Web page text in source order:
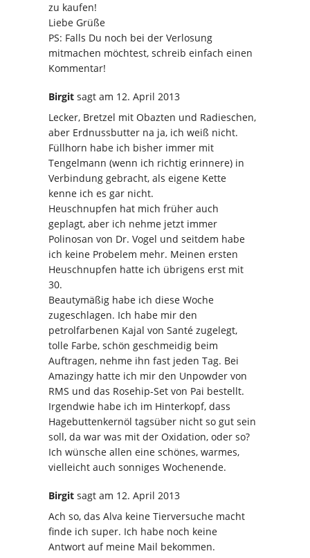
zu kaufen!
Liebe Grüße
PS: Falls Du noch bei der Verlosung
mitmachen möchtest, schreib einfach einen
Kommentar!
Birgit sagt am 12. April 2013
Lecker, Bretzel mit Obazten und Radieschen,
aber Erdnussbutter na ja, ich weiß nicht.
Füllhorn habe ich bisher immer mit
Tengelmann (wenn ich richtig erinnere) in
Verbindung gebracht, als eigene Kette
kenne ich es gar nicht.
Heuschnupfen hat mich früher auch
geplagt, aber ich nehme jetzt immer
Polinosan von Dr. Vogel und seitdem habe
ich keine Probelem mehr. Meinen ersten
Heuschnupfen hatte ich übrigens erst mit
30.
Beautymäßig habe ich diese Woche
zugeschlagen. Ich habe mir den
petrolfarbenen Kajal von Santé zugelegt,
tolle Farbe, schön geschmeidig beim
Auftragen, nehme ihn fast jeden Tag. Bei
Amazingy hatte ich mir den Unpowder von
RMS und das Rosehip-Set von Pai bestellt.
Irgendwie habe ich im Hinterkopf, dass
Hagebuttenkernöl tagsüber nicht so gut sein
soll, da war was mit der Oxidation, oder so?
Ich wünsche allen eine schönes, warmes,
vielleicht auch sonniges Wochenende.
Birgit sagt am 12. April 2013
Ach so, das Alva keine Tierversuche macht
finde ich super. Ich habe noch keine
Antwort auf meine Mail bekommen.